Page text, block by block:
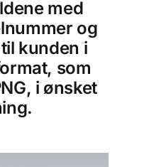
med
og
kunden i
som
i ønsket